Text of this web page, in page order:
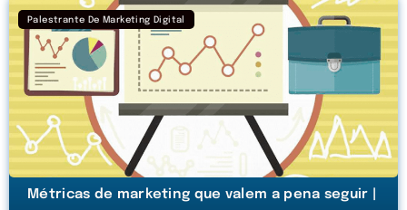
Palestrante De Marketing Digital
Métricas de marketing que valem a pena seguir |